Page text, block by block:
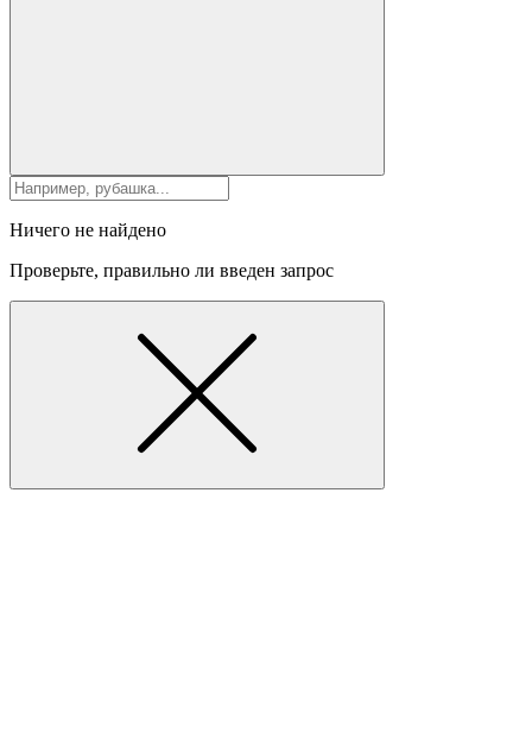
Ничего не найдено
Проверьте, правильно ли введен запрос